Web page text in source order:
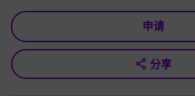
申请
分享